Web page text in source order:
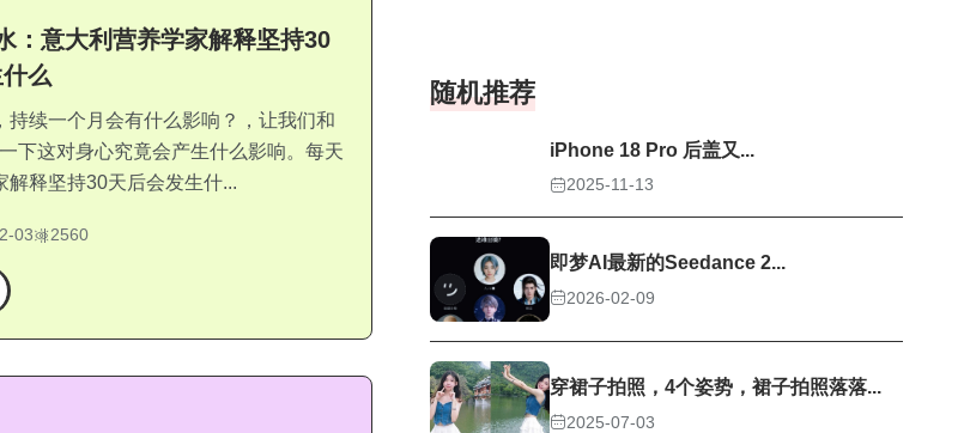
：意大利营养学家解释坚持30
么
持续一个月会有什么影响？，让我们和
下这对身心究竟会产生什么影响。每天
解释坚持30天后会发生什...
03 2560
随机推荐
iPhone 18 Pro 后盖又...
2025-11-13
即梦AI最新的Seedance 2...
2026-02-09
穿裙子拍照，4个姿势，裙子拍照落落...
2025-07-03